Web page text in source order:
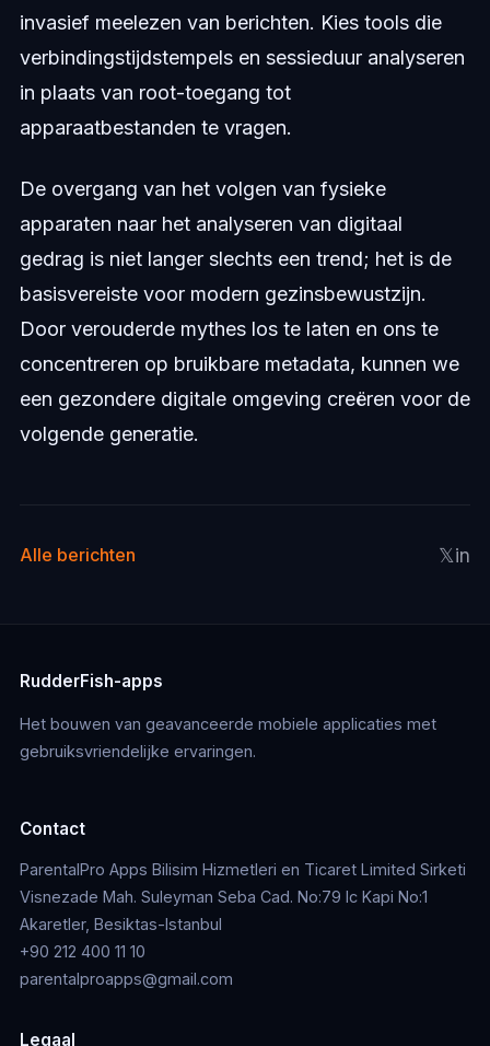
invasief meelezen van berichten. Kies tools die
verbindingstijdstempels en sessieduur analyseren
in plaats van root-toegang tot
apparaatbestanden te vragen.
De overgang van het volgen van fysieke
apparaten naar het analyseren van digitaal
gedrag is niet langer slechts een trend; het is de
basisvereiste voor modern gezinsbewustzijn.
Door verouderde mythes los te laten en ons te
concentreren op bruikbare metadata, kunnen we
een gezondere digitale omgeving creëren voor de
volgende generatie.
Alle berichten 𝕏in
RudderFish-apps
Het bouwen van geavanceerde mobiele applicaties met
gebruiksvriendelijke ervaringen.
Contact
ParentalPro Apps Bilisim Hizmetleri en Ticaret Limited Sirketi
Visnezade Mah. Suleyman Seba Cad. No:79 Ic Kapi No:1
Akaretler, Besiktas-Istanbul
+90 212 400 11 10
parentalproapps@gmail.com
Legaal